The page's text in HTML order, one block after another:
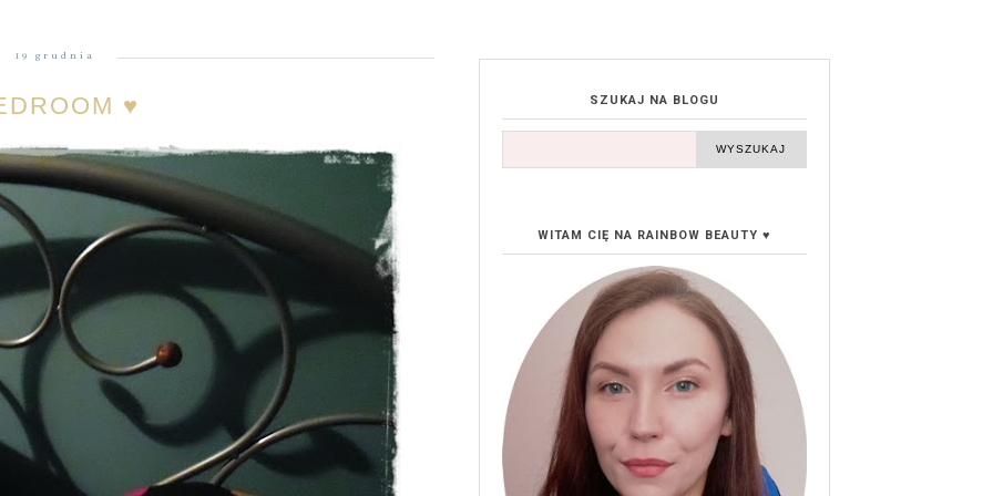
19 grudnia
♥ SZUKAJ NA BLOGU
WITAM CIĘ NA RAINBOW BEAUTY ♥